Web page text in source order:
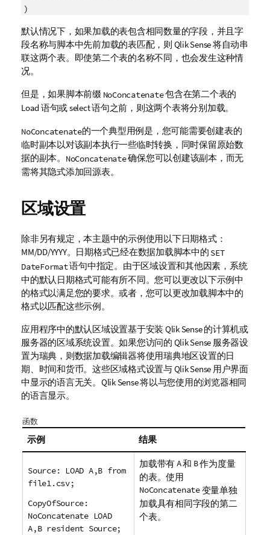
)
默认情况下，如果加载的表包含相同数量的字段，并且字
段名称与脚本中先前加载的表匹配，则 Qlik Sense将自动串
联这两个表。即使第二个表的名称不同，也会发生这种情
况。
但是，如果脚本前缀 NoConcatenate包含在第二个表的
Load 语句或 select 语句之前，则这两个表将分别加载。
NoConcatenate的一个典型用例是，您可能需要创建表的
临时副本以对该副本执行一些临时转换，同时保留原始数
据的副本。 NoConcatenate确保您可以创建该副本，而无
需将其隐式添加回源表。
区域设置
除非另有规定，本主题中的示例使用以下日期格式：
MM/DD/YYYY。日期格式已经在数据加载脚本中的 SET
DateFormat语句中指定。由于区域设置和其他因素，系统
中的默认日期格式可能有所不同。您可以更改以下示例中
的格式以满足您的要求。或者，您可以更改加载脚本中的
格式以匹配这些示例。
应用程序中的默认区域设置基于安装 Qlik Sense的计算机或
服务器的区域系统设置。如果您访问的 Qlik Sense 服务器设
置为瑞典，则数据加载编辑器将使用瑞典地区设置的日
期、时间和货币。这些区域格式设置与Qlik Sense 用户界面
中显示的语言无关。 Qlik Sense将以与您使用的浏览器相同
的语言显示。
函数
示例 结果
Source: LOAD A,B from
file1.csv;
CopyOfSource:
NoConcatenate LOAD
A,B resident Source;
加载带有A和 B作为度量
的表。使用
NoConcatenate变量单独
加载具有相同字段的第二
个表。